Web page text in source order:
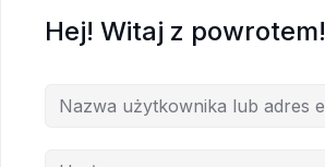
Hej! Witaj z powrotem!